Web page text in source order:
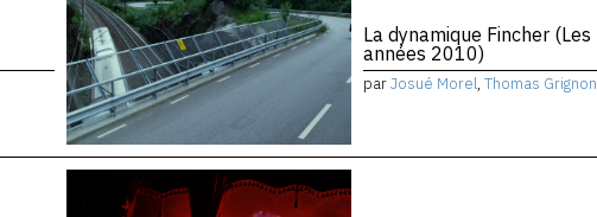
La dynamique Fincher (Les
années 2010)
parJosué Morel, Thomas Grignon